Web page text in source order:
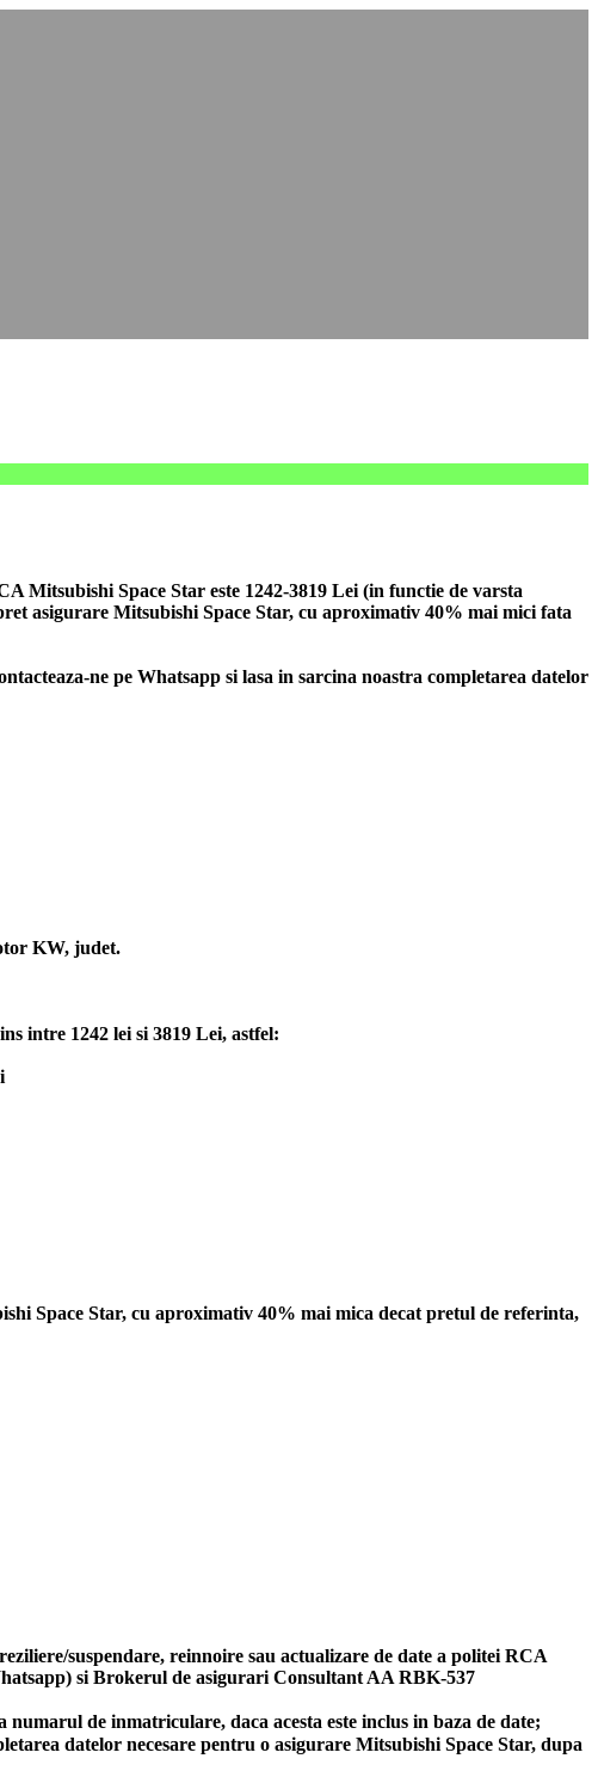
Mitsubishi Space Star este 1242-3819 Lei (in functie de varsta
asigurare Mitsubishi Space Star, cu aproximativ 40% mai mici fata
ne pe Whatsapp si lasa in sarcina noastra completarea datelor
KW, judet.
intre 1242 lei si 3819 Lei, astfel:
Space Star, cu aproximativ 40% mai mica decat pretul de referinta,
suspendare, reinnoire sau actualizare de date a politei RCA
si Brokerul de asigurari Consultant AA RBK-537
de inmatriculare, daca acesta este inclus in baza de date;
datelor necesare pentru o asigurare Mitsubishi Space Star, dupa